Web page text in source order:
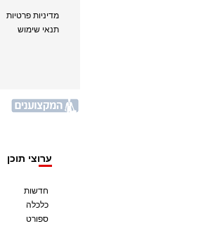
מדיניות פרטיות
תנאי שימוש
ערוצי תוכן
חדשות
כלכלה
ספורט